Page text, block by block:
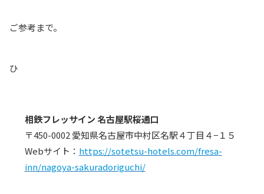
ご参考まで。
ひ
相鉄フレッサイン 名古屋駅桜通口
〒450-0002 愛知県名古屋市中村区名駅４丁目４−１５
Webサイト： https://sotetsu-hotels.com/fresa-
inn/nagoya-sakuradoriguchi/